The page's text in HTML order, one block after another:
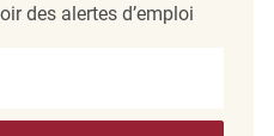
des alertes d’emploi